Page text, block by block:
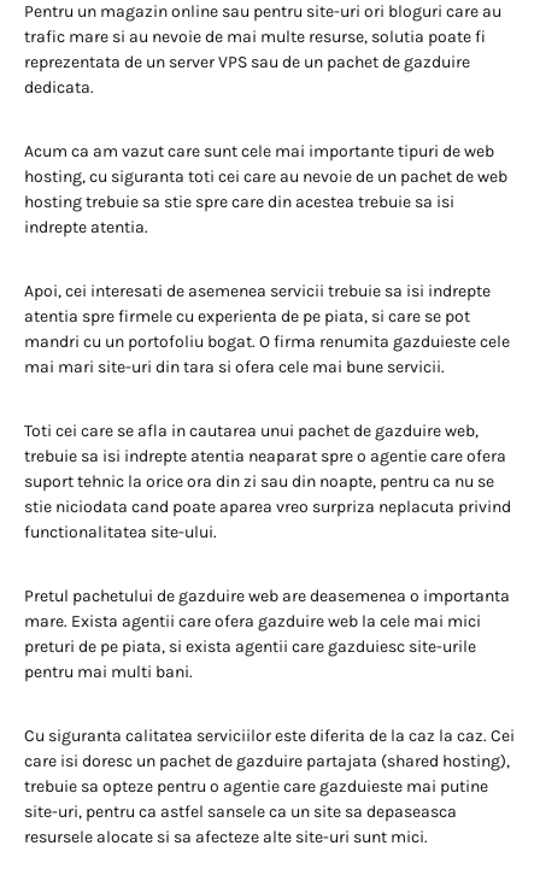
Pentru un magazin online sau pentru site-uri ori bloguri care au
trafic mare si au nevoie de mai multe resurse, solutia poate fi
reprezentata de un server VPS sau de un pachet de gazduire
dedicata.
Acum ca am vazut care sunt cele mai importante tipuri de web
hosting, cu siguranta toti cei care au nevoie de un pachet de web
hosting trebuie sa stie spre care din acestea trebuie sa isi
indrepte atentia.
Apoi, cei interesati de asemenea servicii trebuie sa isi indrepte
atentia spre firmele cu experienta de pe piata, si care se pot
mandri cu un portofoliu bogat. O firma renumita gazduieste cele
mai mari site-uri din tara si ofera cele mai bune servicii.
Toti cei care se afla in cautarea unui pachet de gazduire web,
trebuie sa isi indrepte atentia neaparat spre o agentie care ofera
suport tehnic la orice ora din zi sau din noapte, pentru ca nu se
stie niciodata cand poate aparea vreo surpriza neplacuta privind
functionalitatea site-ului.
Pretul pachetului de gazduire web are deasemenea o importanta
mare. Exista agentii care ofera gazduire web la cele mai mici
preturi de pe piata, si exista agentii care gazduiesc site-urile
pentru mai multi bani.
Cu siguranta calitatea serviciilor este diferita de la caz la caz. Cei
care isi doresc un pachet de gazduire partajata (shared hosting),
trebuie sa opteze pentru o agentie care gazduieste mai putine
site-uri, pentru ca astfel sansele ca un site sa depaseasca
resursele alocate si sa afecteze alte site-uri sunt mici.